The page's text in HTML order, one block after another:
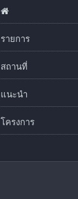
รายการ
สถานที่
แนะนำ
โครงการ